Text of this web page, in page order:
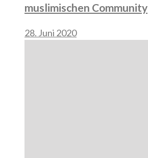
muslimischen Community
28. Juni 2020